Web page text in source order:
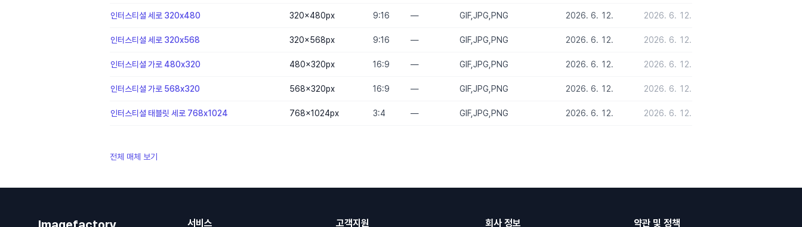
인터스티셜 세로 320x480 320×480px 9:16 — GIF,JPG,PNG 2026. 6. 12. 2026. 6. 12.
인터스티셜 세로 320x568 320×568px 9:16 — GIF,JPG,PNG 2026. 6. 12. 2026. 6. 12.
인터스티셜 가로 480x320 480×320px 16:9 — GIF,JPG,PNG 2026. 6. 12. 2026. 6. 12.
인터스티셜 가로 568x320 568×320px 16:9 — GIF,JPG,PNG 2026. 6. 12. 2026. 6. 12.
인터스티셜 태블릿 세로 768x1024 768×1024px 3:4 — GIF,JPG,PNG 2026. 6. 12. 2026. 6. 12.
전체 매체 보기
서비스 고객지원 회사 정보 약관 및 정책